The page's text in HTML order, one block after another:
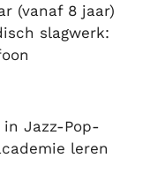
(vanaf 8 jaar)
slagwerk:
Jazz-Pop-
leren